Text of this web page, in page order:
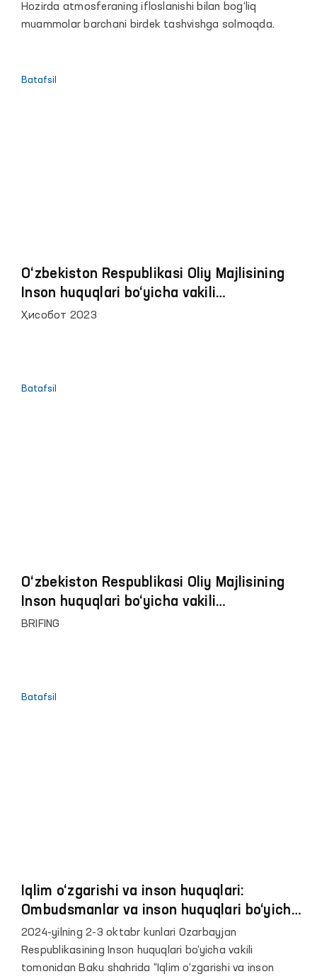
Hozirda atmosferaning ifloslanishi bilan bog‘liq
muammolar barchani birdek tashvishga solmoqda.
Batafsil
O‘zbekiston Respublikasi Oliy Majlisining
Inson huquqlari bo‘yicha vakili
(ombudsman)ning 2023 yildagi faoliyati
Ҳисобот 2023
Batafsil
O‘zbekiston Respublikasi Oliy Majlisining
Inson huquqlari bo‘yicha vakili
(ombudsman)ga 2024 yilning birinchi yarim
BRIFING
Batafsil
Iqlim o‘zgarishi va inson huquqlari:
Ombudsmanlar va inson huquqlari bo‘yicha
milliy institutlarining roli
2024-yilning 2-3 oktabr kunlari Ozarbayjan
Respublikasining Inson huquqlari bo‘yicha vakili
tomonidan Baku shahrida “Iqlim o‘zgarishi va inson